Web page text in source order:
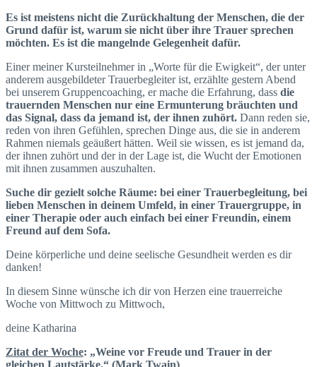
Es ist meistens nicht die Zurückhaltung der Menschen, die der
Grund dafür ist, warum sie nicht über ihre Trauer sprechen
möchten. Es ist die mangelnde Gelegenheit dafür.
Einer meiner Kursteilnehmer in „Worte für die Ewigkeit“, der unter
anderem ausgebildeter Trauerbegleiter ist, erzählte gestern Abend
bei unserem Gruppencoaching, er mache die Erfahrung, dass die
trauernden Menschen nur eine Ermunterung bräuchten und
das Signal, dass da jemand ist, der ihnen zuhört. Dann reden sie,
reden von ihren Gefühlen, sprechen Dinge aus, die sie in anderem
Rahmen niemals geäußert hätten. Weil sie wissen, es ist jemand da,
der ihnen zuhört und der in der Lage ist, die Wucht der Emotionen
mit ihnen zusammen auszuhalten.
Suche dir gezielt solche Räume: bei einer Trauerbegleitung, bei
lieben Menschen in deinem Umfeld, in einer Trauergruppe, in
einer Therapie oder auch einfach bei einer Freundin, einem
Freund auf dem Sofa.
Deine körperliche und deine seelische Gesundheit werden es dir
danken!
In diesem Sinne wünsche ich dir von Herzen eine trauerreiche
Woche von Mittwoch zu Mittwoch,
deine Katharina
Zitat der Woche: „Weine vor Freude und Trauer in der
gleichen Lautstärke.“ (Mark Twain)